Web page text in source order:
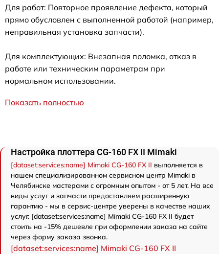
Для работ: Повторное проявление дефекта, который
прямо обусловлен с выполненной работой (например,
неправильная установка запчасти).
Для комплектующих: Внезапная поломка, отказ в
работе или техническим параметрам при
нормальном использовании.
Показать полностью
Настройка плоттера CG-160 FX II Mimaki
[dataset:services:name] Mimaki CG-160 FX II выполняется в
нашем специализированном сервисном центр Mimaki в
Челябинске мастерами с огромным опытом - от 5 лет. На все
виды услуг и запчасти предоставляем расширенную
гарантию - мы в сервис-центре уверены в качестве наших
услуг. [dataset:services:name] Mimaki CG-160 FX II будет
стоить на -15% дешевле при оформлении заказа на сайте
через форму заказа звонка.
[dataset:services:name] Mimaki CG-160 FX II